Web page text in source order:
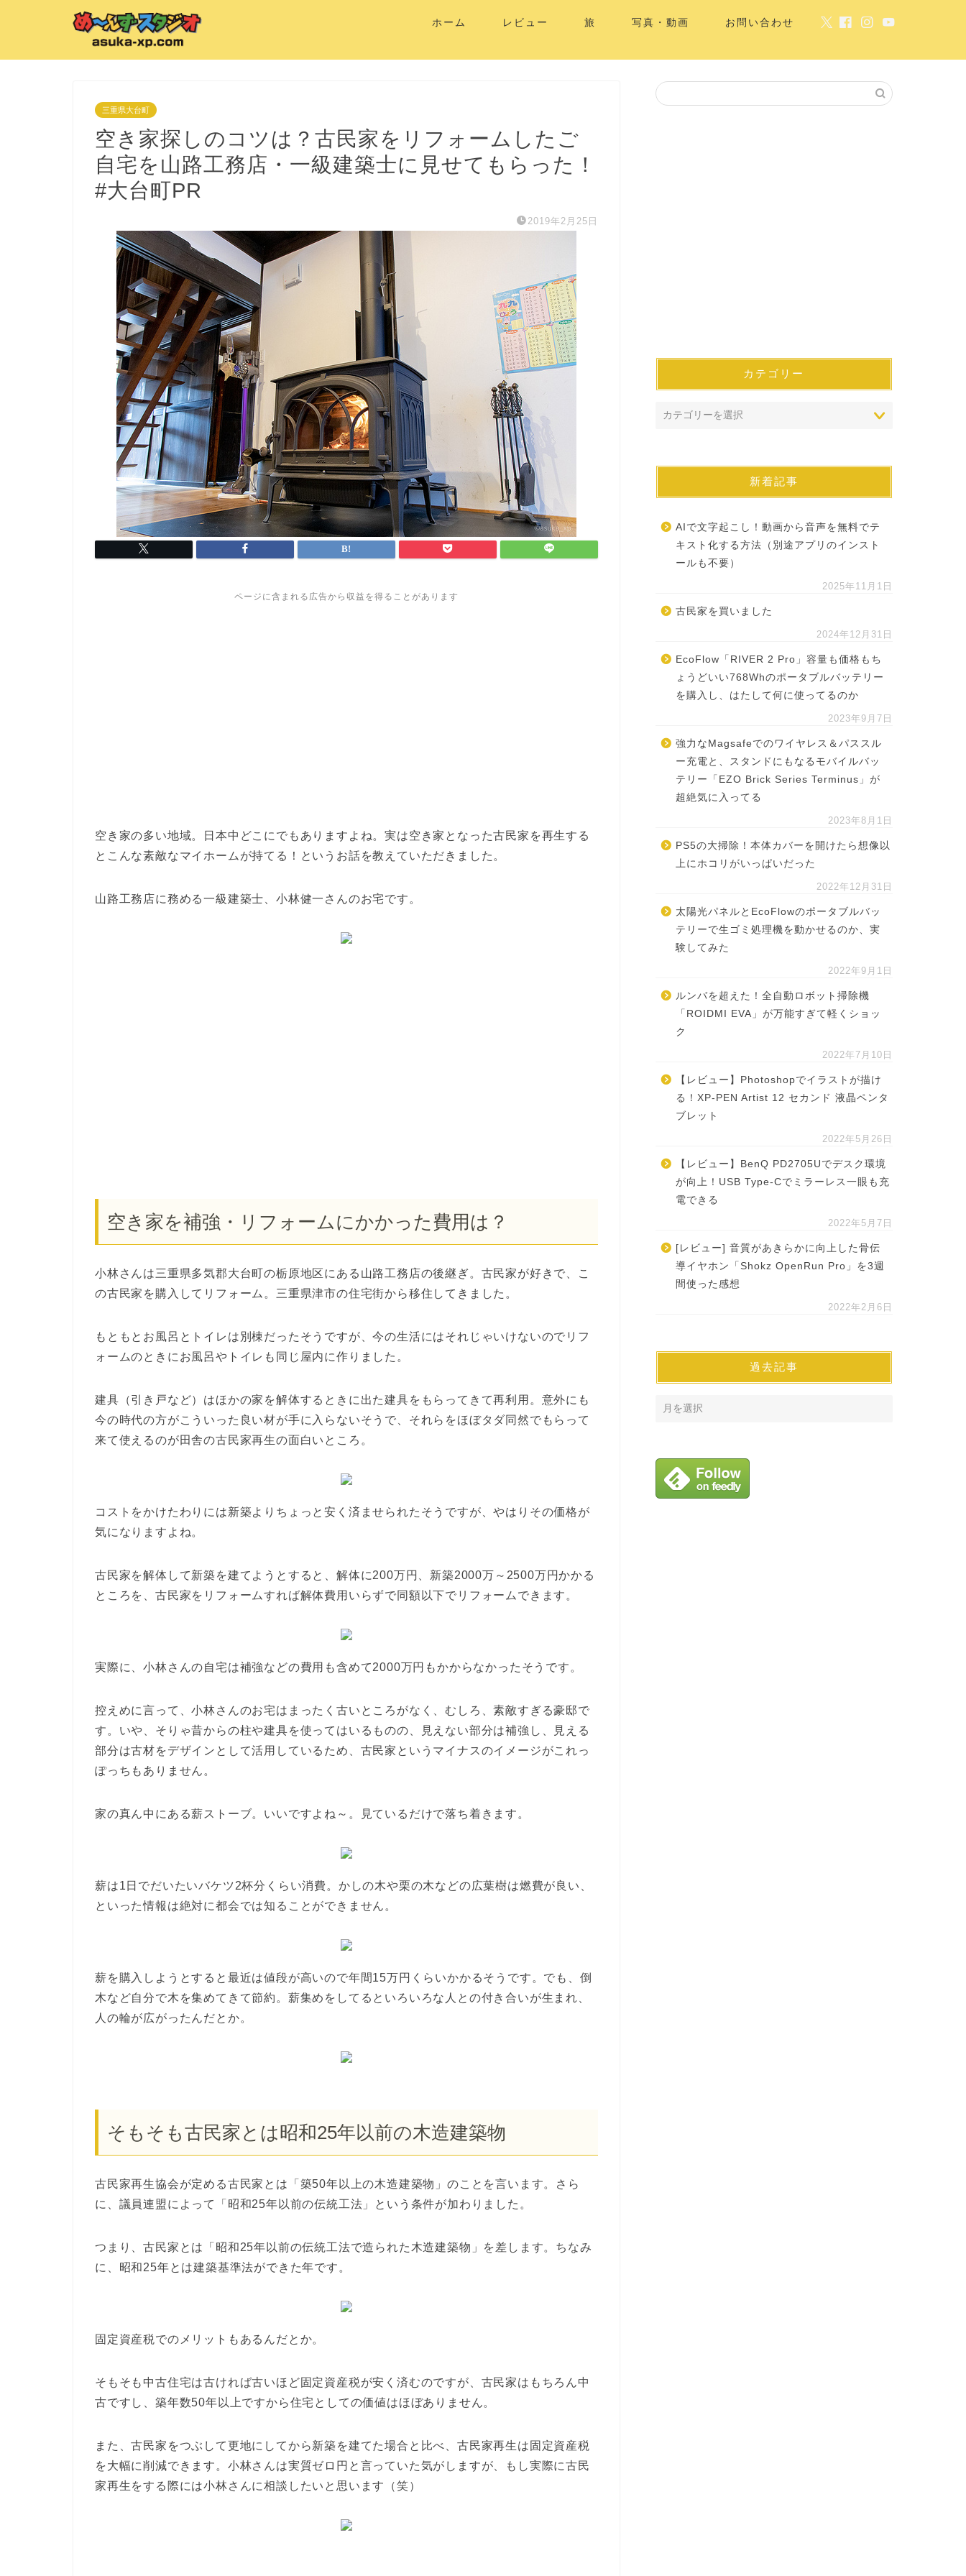
ホーム レビュー 旅 写真・動画 お問い合わせ
三重県大台町
空き家探しのコツは？古民家をリフォームしたご
自宅を山路工務店・一級建築士に見せてもらった！
#大台町PR
2019年2月25日
ページに含まれる広告から収益を得ることがあります
空き家の多い地域。日本中どこにでもありますよね。実は空き家となった古民家を再生する
とこんな素敵なマイホームが持てる！というお話を教えていただきました。
山路工務店に務める一級建築士、小林健一さんのお宅です。
空き家を補強・リフォームにかかった費用は？
小林さんは三重県多気郡大台町の栃原地区にある山路工務店の後継ぎ。古民家が好きで、こ
の古民家を購入してリフォーム。三重県津市の住宅街から移住してきました。
もともとお風呂とトイレは別棟だったそうですが、今の生活にはそれじゃいけないのでリフ
ォームのときにお風呂やトイレも同じ屋内に作りました。
建具（引き戸など）はほかの家を解体するときに出た建具をもらってきて再利用。意外にも
今の時代の方がこういった良い材が手に入らないそうで、それらをほぼタダ同然でもらって
来て使えるのが田舎の古民家再生の面白いところ。
コストをかけたわりには新築よりちょっと安く済ませられたそうですが、やはりその価格が
気になりますよね。
古民家を解体して新築を建てようとすると、解体に200万円、新築2000万～2500万円かかる
ところを、古民家をリフォームすれば解体費用いらずで同額以下でリフォームできます。
実際に、小林さんの自宅は補強などの費用も含めて2000万円もかからなかったそうです。
控えめに言って、小林さんのお宅はまったく古いところがなく、むしろ、素敵すぎる豪邸で
す。いや、そりゃ昔からの柱や建具を使ってはいるものの、見えない部分は補強し、見える
部分は古材をデザインとして活用しているため、古民家というマイナスのイメージがこれっ
ぽっちもありません。
家の真ん中にある薪ストーブ。いいですよね～。見ているだけで落ち着きます。
薪は1日でだいたいバケツ2杯分くらい消費。かしの木や栗の木などの広葉樹は燃費が良い、
といった情報は絶対に都会では知ることができません。
薪を購入しようとすると最近は値段が高いので年間15万円くらいかかるそうです。でも、倒
木など自分で木を集めてきて節約。薪集めをしてるといろいろな人との付き合いが生まれ、
人の輪が広がったんだとか。
そもそも古民家とは昭和25年以前の木造建築物
古民家再生協会が定める古民家とは「築50年以上の木造建築物」のことを言います。さら
に、議員連盟によって「昭和25年以前の伝統工法」という条件が加わりました。
つまり、古民家とは「昭和25年以前の伝統工法で造られた木造建築物」を差します。ちなみ
に、昭和25年とは建築基準法ができた年です。
固定資産税でのメリットもあるんだとか。
そもそも中古住宅は古ければ古いほど固定資産税が安く済むのですが、古民家はもちろん中
古ですし、築年数50年以上ですから住宅としての価値はほぼありません。
また、古民家をつぶして更地にしてから新築を建てた場合と比べ、古民家再生は固定資産税
を大幅に削減できます。小林さんは実質ゼロ円と言っていた気がしますが、もし実際に古民
家再生をする際には小林さんに相談したいと思います（笑）
カテゴリー
新着記事
AIで文字起こし！動画から音声を無料でテ
キスト化する方法（別途アプリのインスト
ールも不要）
2025年11月1日
古民家を買いました
2024年12月31日
EcoFlow「RIVER 2 Pro」容量も価格もち
ょうどいい768Whのポータブルバッテリー
を購入し、はたして何に使ってるのか
2023年9月7日
強力なMagsafeでのワイヤレス＆パススル
ー充電と、スタンドにもなるモバイルバッ
テリー「EZO Brick Series Terminus」が
超絶気に入ってる
2023年8月1日
PS5の大掃除！本体カバーを開けたら想像以
上にホコリがいっぱいだった
2022年12月31日
太陽光パネルとEcoFlowのポータブルバッ
テリーで生ゴミ処理機を動かせるのか、実
験してみた
2022年9月1日
ルンバを超えた！全自動ロボット掃除機
「ROIDMI EVA」が万能すぎて軽くショッ
ク
2022年7月10日
【レビュー】Photoshopでイラストが描け
る！XP-PEN Artist 12 セカンド 液晶ペンタ
ブレット
2022年5月26日
【レビュー】BenQ PD2705Uでデスク環境
が向上！USB Type-Cでミラーレス一眼も充
電できる
2022年5月7日
[レビュー] 音質があきらかに向上した骨伝
導イヤホン「Shokz OpenRun Pro」を3週
間使った感想
2022年2月6日
過去記事